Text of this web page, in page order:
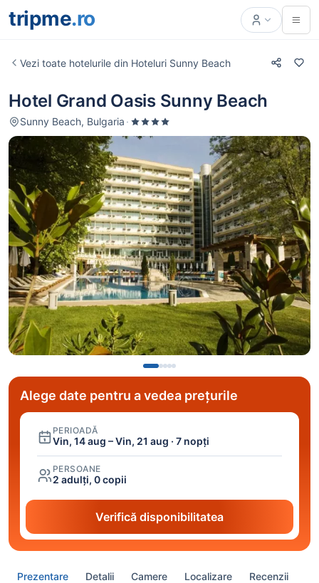
tripme.ro
Alege date pentru a vedea prețurile
PERIOADĂ
Vin, 14 aug – Vin, 21 aug · 7 nopți
PERSOANE
2 adulți, 0 copii
Verifică disponibilitatea
Vezi toate hotelurile din Hoteluri Sunny Beach
Prezentare Detalii Camere Localizare Recenzii
Hotel Grand Oasis Sunny Beach
Sunny Beach, Bulgaria ·